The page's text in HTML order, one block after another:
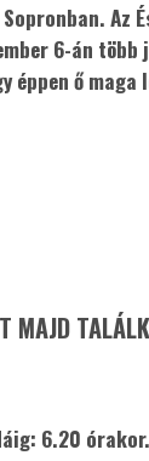
Az
6-án
éppen ő maga
MAJD
6.20 órakor.